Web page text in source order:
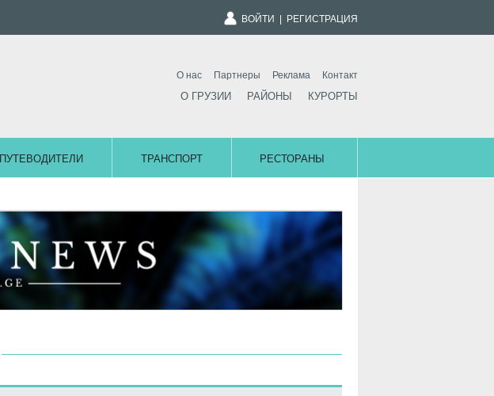
ВОЙТИ РЕГИСТРАЦИЯ
О нас Партнеры Реклама Контакт
О ГРУЗИИ РАЙОНЫ КУРОРТЫ
ПУТЕВОДИТЕЛИ ТРАНСПОРТ РЕСТОРАНЫ